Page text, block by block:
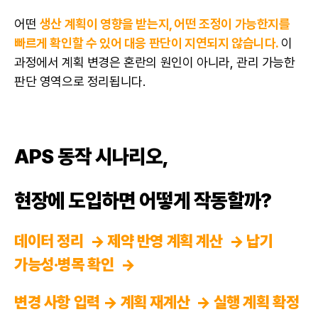
어떤 생산 계획이 영향을 받는지, 어떤 조정이 가능한지를
빠르게 확인할 수 있어 대응 판단이 지연되지 않습니다. 이
과정에서 계획 변경은 혼란의 원인이 아니라, 관리 가능한
판단 영역으로 정리됩니다.
APS 동작 시나리오,
현장에 도입하면 어떻게 작동할까?
데이터 정리 → 제약 반영 계획 계산 → 납기
가능성·병목 확인 →
변경 사항 입력 → 계획 재계산 → 실행 계획 확정